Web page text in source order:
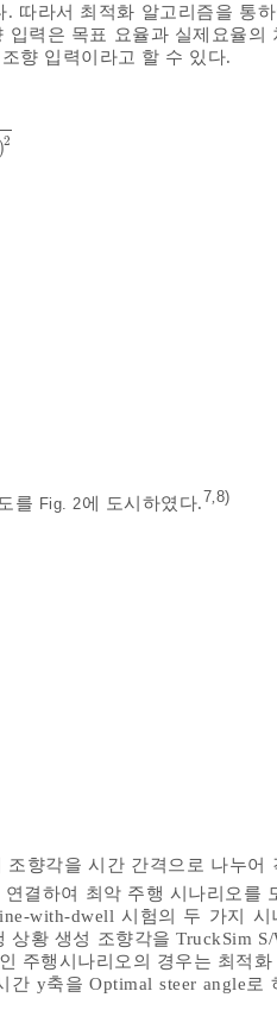
. 따라서 최적화 알고리즘을 통
력은 목표 요율과 실제요율의
향 입력이라고 할 수 있다.
)2
를 Fig. 2에 도시하였다.7,8)
향각을 시간 간격으로 나누어
결하여 최악 주행 시나리오를
with-dwell 시험의 두 가지 시
황 생성 조향각을 TruckSim
주행시나리오의 경우는 최적화
y축을 Optimal steer angle로